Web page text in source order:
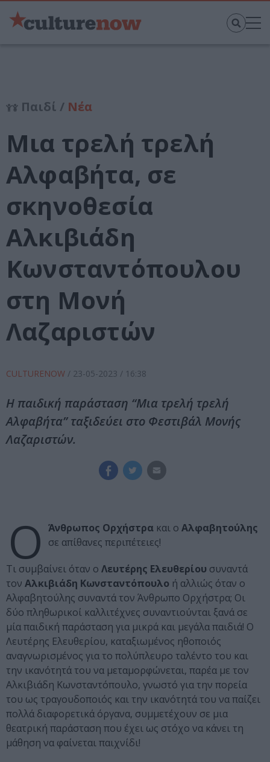
Παιδί / Νέα
Μια τρελή τρελή
Αλφαβήτα, σε
σκηνοθεσία
Αλκιβιάδη
Κωνσταντόπουλου
στη Μονή
Λαζαριστών
CULTURENOW / 23-05-2023 / 16:38
Η παιδική παράσταση “Μια τρελή τρελή
Αλφαβήτα” ταξιδεύει στο Φεστιβάλ Μονής
Λαζαριστών.
Ο Άνθρωπος Ορχήστρα και ο Αλφαβητούλης
σε απίθανες περιπέτειες!
Τι συμβαίνει όταν ο Λευτέρης Ελευθερίου συναντά
τον Αλκιβιάδη Κωνσταντόπουλο ή αλλιώς όταν ο
Αλφαβητούλης συναντά τον Άνθρωπο Ορχήστρα; Οι
δύο πληθωρικοί καλλιτέχνες συναντιούνται ξανά σε
μία παιδική παράσταση για μικρά και μεγάλα παιδιά! Ο
Λευτέρης Ελευθερίου, καταξιωμένος ηθοποιός
αναγνωρισμένος για το πολύπλευρο ταλέντο του και
την ικανότητά του να μεταμορφώνεται, παρέα με τον
Αλκιβιάδη Κωνσταντόπουλο, γνωστό για την πορεία
του ως τραγουδοποιός και την ικανότητά του να παίζει
πολλά διαφορετικά όργανα, συμμετέχουν σε μια
θεατρική παράσταση που έχει ως στόχο να κάνει τη
μάθηση να φαίνεται παιχνίδι!